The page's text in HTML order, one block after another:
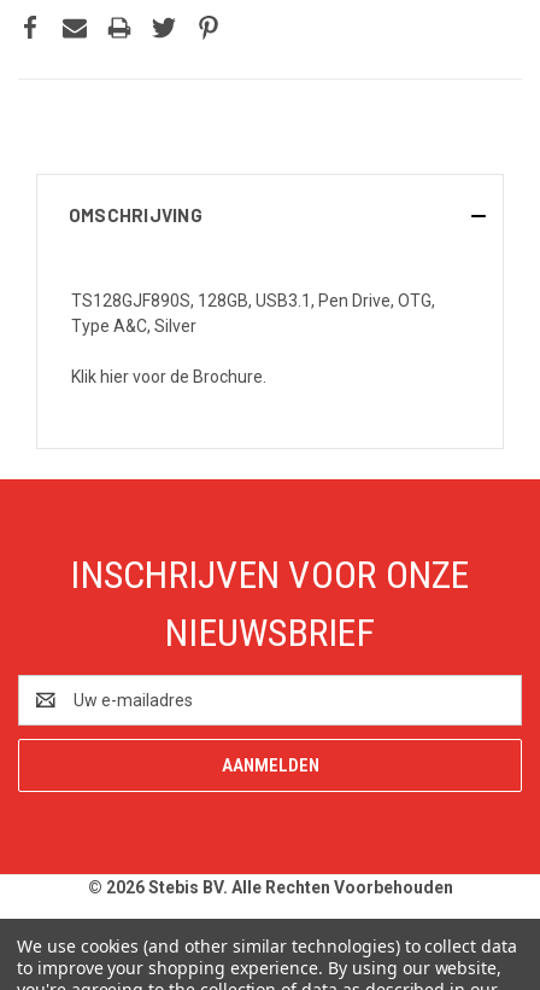
OMSCHRIJVING
TS128GJF890S, 128GB, USB3.1, Pen Drive, OTG,
Type A&C, Silver
Klik hier voor de Brochure.
INSCHRIJVEN VOOR ONZE
NIEUWSBRIEF
mailadres
© 2026 Stebis BV. Alle Rechten Voorbehouden
Alle prijzen en specificaties zijn onder voorbehoud, exclusief BTW,
zolang de voorraad strekt. Afbeeldingen van producten kunnen
We use cookies (and other similar technologies) to collect data
to improve your shopping experience. By using our website,